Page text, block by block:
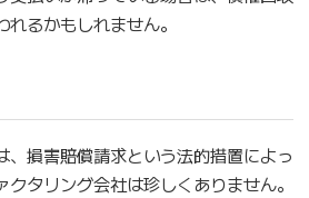
るかもしれません。
、損害賠償請求という法的措置によっ
タリング会社は珍しくありません。